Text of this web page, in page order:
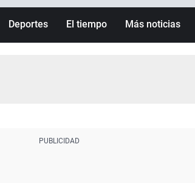
Deportes El tiempo Más noticias